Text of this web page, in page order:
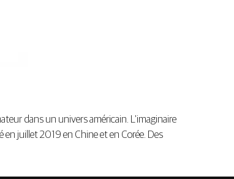
dans un univers américain. L’imaginaire
en juillet 2019 en Chine et en Corée. Des